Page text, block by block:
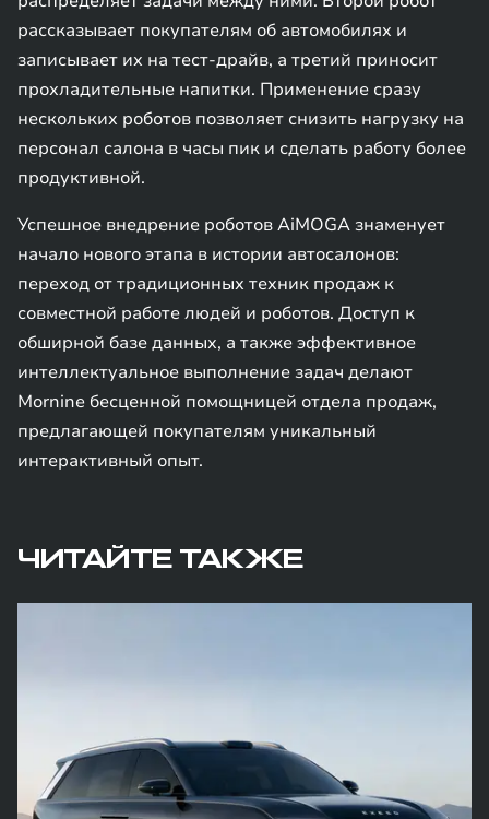
рассказывает покупателям об автомобилях и
записывает их на тест-драйв, а третий приносит
прохладительные напитки. Применение сразу
нескольких роботов позволяет снизить нагрузку на
персонал салона в часы пик и сделать работу более
продуктивной.
Успешное внедрение роботов AiMOGA знаменует
начало нового этапа в истории автосалонов:
переход от традиционных техник продаж к
совместной работе людей и роботов. Доступ к
обширной базе данных, а также эффективное
интеллектуальное выполнение задач делают
Mornine бесценной помощницей отдела продаж,
предлагающей покупателям уникальный
интерактивный опыт.
ЧИТАЙТЕ ТАКЖЕ